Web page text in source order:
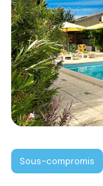
Sous-compromis